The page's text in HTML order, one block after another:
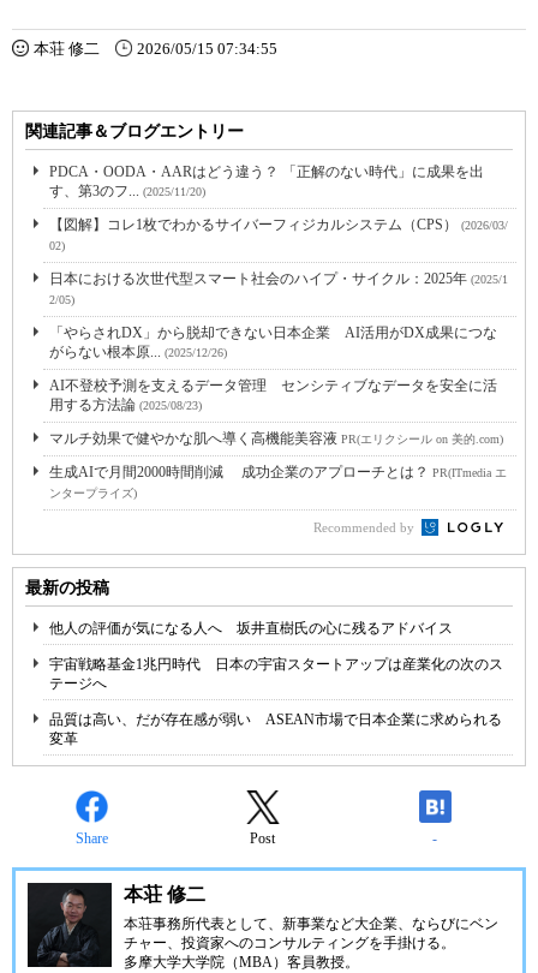
本荘 修二 2026/05/15 07:34:55
関連記事＆ブログエントリー
PDCA・OODA・AARはどう違う？ 「正解のない時代」に成果を出
す、第3のフ... (2025/11/20)
【図解】コレ1枚でわかるサイバーフィジカルシステム（CPS）
(2026/03/
02)
日本における次世代型スマート社会のハイプ・サイクル：2025年 (2025/1
2/05)
「やらされDX」から脱却できない日本企業 AI活用がDX成果につな
がらない根本原... (2025/12/26)
AI不登校予測を支えるデータ管理 センシティブなデータを安全に活
用する方法論 (2025/08/23)
マルチ効果で健やかな肌へ導く高機能美容液 PR(エリクシール on 美的.com)
生成AIで月間2000時間削減 成功企業のアプローチとは？ PR(ITmedia エ
ンタープライズ)
Recommended by
最新の投稿
他人の評価が気になる人へ 坂井直樹氏の心に残るアドバイス
宇宙戦略基金1兆円時代 日本の宇宙スタートアップは産業化の次のス
テージへ
品質は高い、だが存在感が弱い ASEAN市場で日本企業に求められる
変革
Share Post -
本荘 修二
本荘事務所代表として、新事業など大企業、ならびにベン
チャー、投資家へのコンサルティングを手掛ける。
多摩大学大学院（MBA）客員教授。